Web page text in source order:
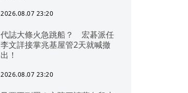
2026.08.07 23:20
代誌大條火急跳船？ 宏碁派任
李文詳接掌兆基屋管2天就喊撤
出！
2026.08.07 23:20